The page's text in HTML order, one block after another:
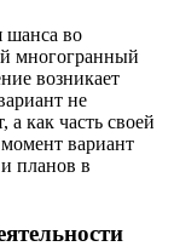
шанса во
многогранный
возникает
не
как часть своей
вариант
планов в